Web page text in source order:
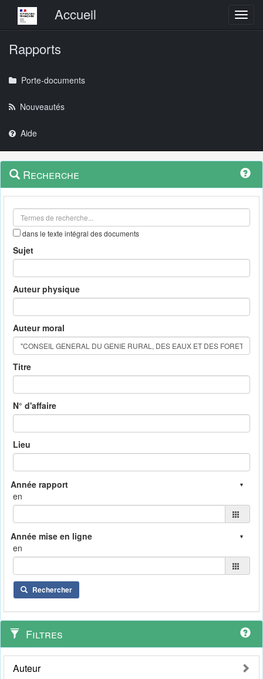
Menu principalAccueil
Rapports
Porte-documents
Nouveautés
Aide
Navigation
outils
Menu
contextuel
Recherche
dans le texte intégral des documents
Sujet
Auteur physique
Auteur moral
Titre
N° d'affaire
Lieu
en
en
Rechercher
Filtres
Auteur